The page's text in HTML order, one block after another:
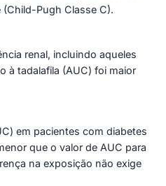
Pugh Classe C).
renal, incluindo aqueles
à tadalafila (AUC) foi maior
em pacientes com diabetes
que o valor de AUC para
na exposição não exige